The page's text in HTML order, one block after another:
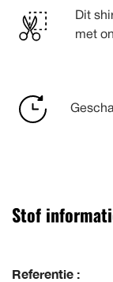
Dit
met
Stof
Referentie :